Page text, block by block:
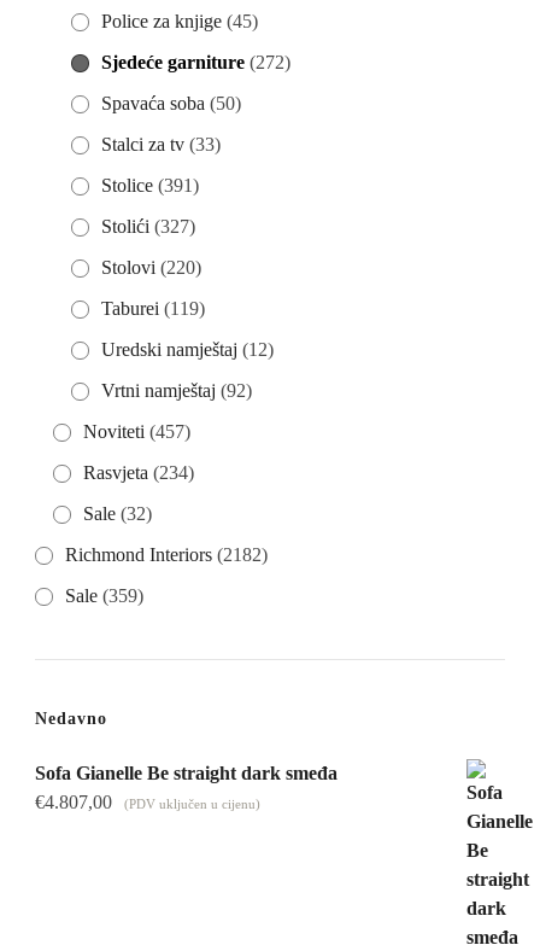
Police za knjige (45)
Sjedeće garniture (272)
Spavaća soba (50)
Stalci za tv (33)
Stolice (391)
Stolići (327)
Stolovi (220)
Taburei (119)
Uredski namještaj (12)
Vrtni namještaj (92)
Noviteti (457)
Rasvjeta (234)
Sale (32)
Richmond Interiors (2182)
Sale (359)
Nedavno
Sofa Gianelle Be straight dark smeđa
€4.807,00 (PDV uključen u cijenu)